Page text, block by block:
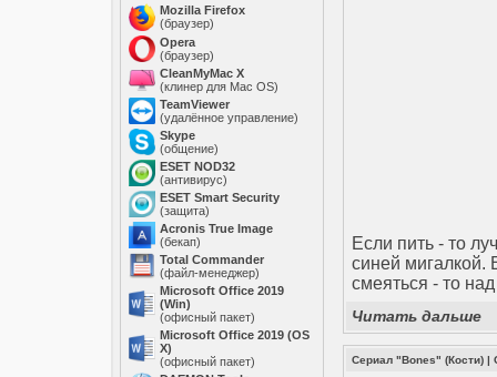
Mozilla Firefox
(браузер)
Opera
(браузер)
CleanMyMac X
(клинер для Mac OS)
TeamViewer
(удалённое управление)
Skype
(общение)
ESET NOD32
(антивирус)
ESET Smart Security
(защита)
Acronis True Image
(бекап)
Total Commander
(файл-менеджер)
Microsoft Office 2019
(Win)
(офисный пакет)
Microsoft Office 2019 (OS
X)
(офисный пакет)
Если пить - то
синей мигалкой.
смеяться - то
Читать дальше
Сериал "Bones" (Кости) |